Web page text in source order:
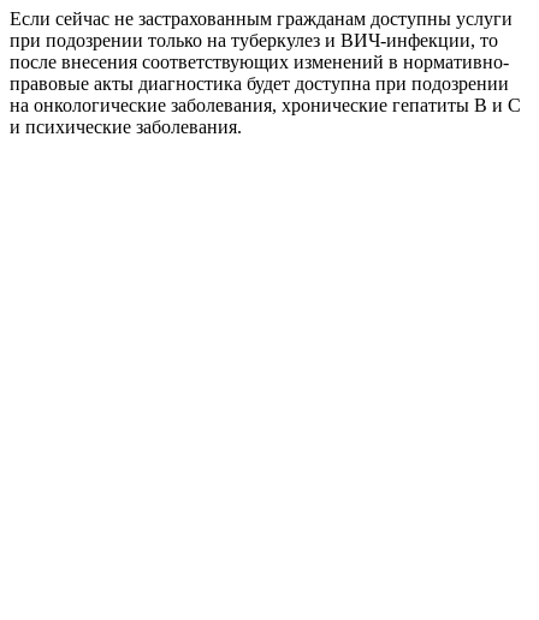
Если сейчас не застрахованным гражданам доступны услуги
при подозрении только на туберкулез и ВИЧ-инфекции, то
после внесения соответствующих изменений в нормативно-
правовые акты диагностика будет доступна при подозрении
на онкологические заболевания, хронические гепатиты В и С
и психические заболевания.